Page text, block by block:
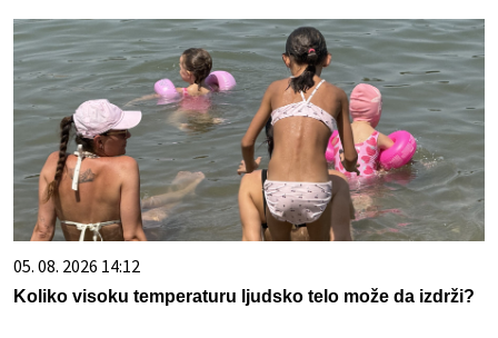
05. 08. 2026 14:12
Koliko visoku temperaturu ljudsko telo može da izdrži?